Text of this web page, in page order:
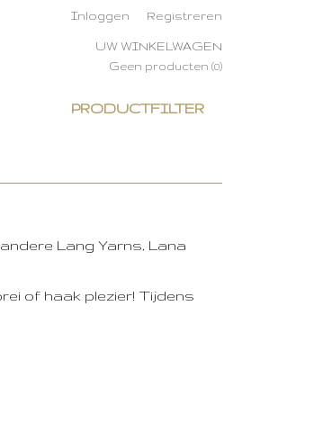
Inloggen Registreren
UW WINKELWAGEN
Geen producten (0)
PRODUCTFILTER
Lang Yarns, Lana
of haak plezier! Tijdens